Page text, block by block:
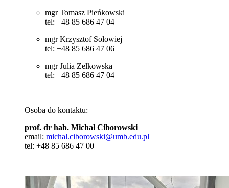
mgr Tomasz Pieńkowski
tel: +48 85 686 47 04
mgr Krzysztof Sołowiej
tel: +48 85 686 47 06
mgr Julia Zelkowska
tel: +48 85 686 47 04
Osoba do kontaktu:
prof. dr hab. Michał Ciborowski
email: michal.ciborowski@umb.edu.pl
tel: +48 85 686 47 00